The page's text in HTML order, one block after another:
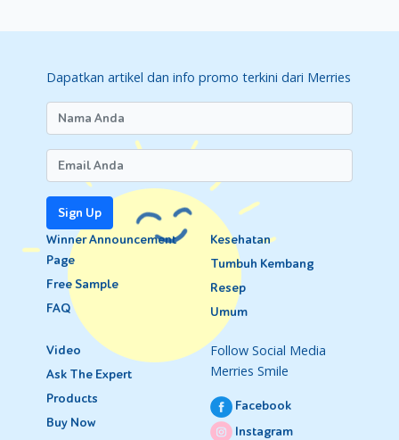
Dapatkan artikel dan info promo terkini dari Merries
Sign Up
Winner Announcement
Page
Free Sample
FAQ
Kesehatan
Tumbuh Kembang
Resep
Umum
Video
Ask The Expert
Products
Buy Now
Follow Social Media
Merries Smile
Facebook
Instagram